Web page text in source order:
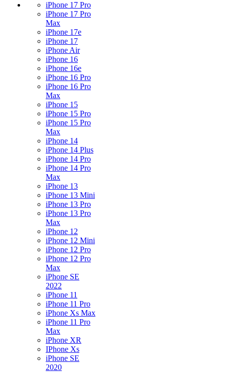
iPhone 17 Pro
iPhone 17 Pro
Max
iPhone 17e
iPhone 17
iPhone Air
iPhone 16
iPhone 16e
iPhone 16 Pro
iPhone 16 Pro
Max
iPhone 15
iPhone 15 Pro
iPhone 15 Pro
Max
iPhone 14
iPhone 14 Plus
iPhone 14 Pro
iPhone 14 Pro
Max
iPhone 13
iPhone 13 Mini
iPhone 13 Pro
iPhone 13 Pro
Max
iPhone 12
iPhone 12 Mini
iPhone 12 Pro
iPhone 12 Pro
Max
iPhone SE
2022
iPhone 11
iPhone 11 Pro
iPhone Xs Max
iPhone 11 Pro
Max
iPhone XR
IPhone Xs
iPhone SE
2020